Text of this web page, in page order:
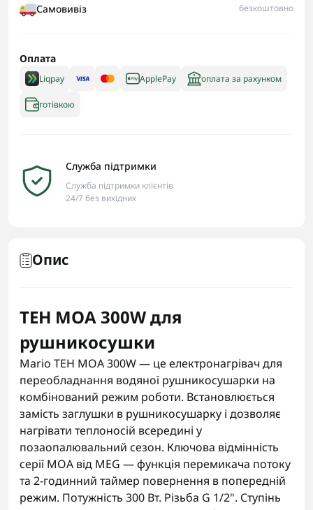
Самовивіз безкоштовно
Оплата
Liqpay ApplePay оплата за рахунком
готівкою
Служба підтримки
Служба підтримки клієнтів
24/7 без вихідних
Опис
ТЕН MOA 300W для
рушникосушки
Mario ТЕН MOA 300W — це електронагрівач для
переобладнання водяної рушникосушарки на
комбінований режим роботи. Встановлюється
замість заглушки в рушникосушарку і дозволяє
нагрівати теплоносій всередині у
позаопалювальний сезон. Ключова відмінність
серії MOA від MEG — функція перемикача потоку
та 2-годинний таймер повернення в попередній
режим. Потужність 300 Вт. Різьба G 1/2". Ступінь